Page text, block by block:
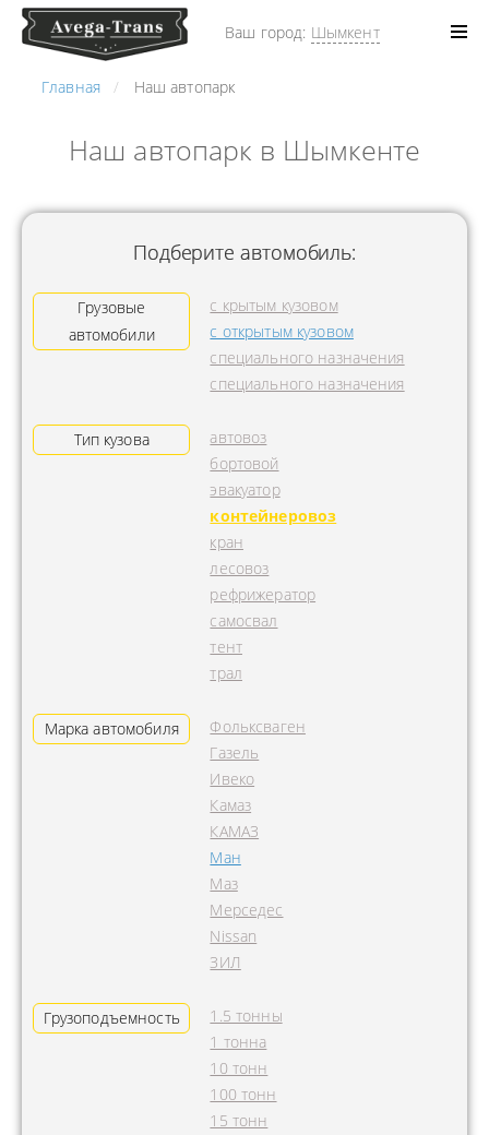
Ваш город: Шымкент
Главная Наш автопарк
Наш автопарк в Шымкенте
Подберите автомобиль:
Грузовые
автомобили
с крытым кузовом
с открытым кузовом
специального назначения
специального назначения
Тип кузова
автовоз
бортовой
эвакуатор
контейнеровоз
кран
лесовоз
рефрижератор
самосвал
тент
трал
Марка автомобиля
Фольксваген
Газель
Ивеко
Камаз
КАМАЗ
Ман
Маз
Мерседес
Nissan
ЗИЛ
Грузоподъемность
1.5 тонны
1 тонна
10 тонн
100 тонн
15 тонн